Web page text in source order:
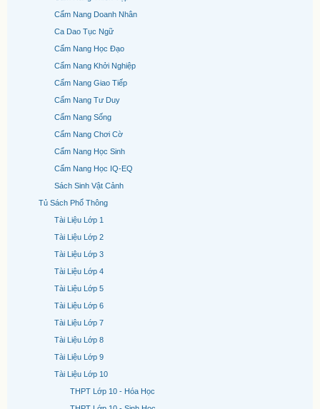
Cẩm Nang Doanh Nhân
Ca Dao Tục Ngữ
Cẩm Nang Học Đạo
Cẩm Nang Khởi Nghiệp
Cẩm Nang Giao Tiếp
Cẩm Nang Tư Duy
Cẩm Nang Sống
Cẩm Nang Chơi Cờ
Cẩm Nang Học Sinh
Cẩm Nang Học IQ-EQ
Sách Sinh Vật Cảnh
Tủ Sách Phổ Thông
Tài Liệu Lớp 1
Tài Liệu Lớp 2
Tài Liệu Lớp 3
Tài Liệu Lớp 4
Tài Liệu Lớp 5
Tài Liệu Lớp 6
Tài Liệu Lớp 7
Tài Liệu Lớp 8
Tài Liệu Lớp 9
Tài Liệu Lớp 10
THPT Lớp 10 - Hóa Học